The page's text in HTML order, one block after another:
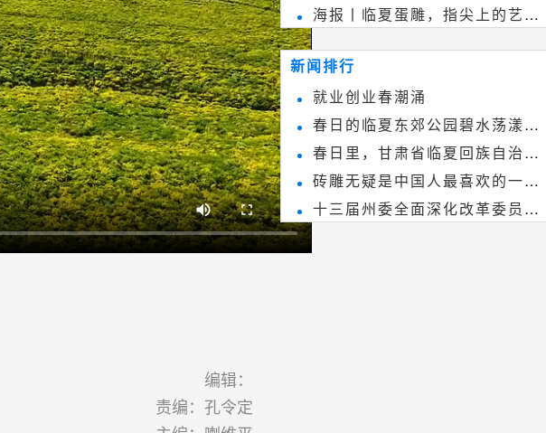
编辑：
责编：孔令定
雕刻艺术，它不仅是民间实用美术
和建筑装饰艺术的有机结合，更成
为中国建筑史上彰品东方美不可磨
灭的一笔。一方青砖里不仅藏着广
海报丨临夏蛋雕，指尖上的艺术
~
新闻排行
就业创业春潮涌
春日的临夏东郊公园碧水荡漾、
春花烂漫
春日里，甘肃省临夏回族自治州
境内的刘家峡大桥，壮观美丽!
砖雕无疑是中国人最喜欢的一种
雕刻艺术，它不仅是民间实用美术
和建筑装饰艺术的有机结合，更成
十三届州委全面深化改革委员会
第八次会议召开